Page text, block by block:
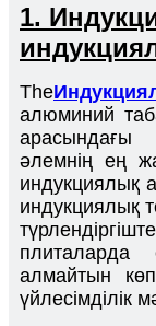
1.
The
алюминий
арасындағы
әлемнің ең
индукциялық
индукциялық
плиталарда
алмайтын
үйлесімділік